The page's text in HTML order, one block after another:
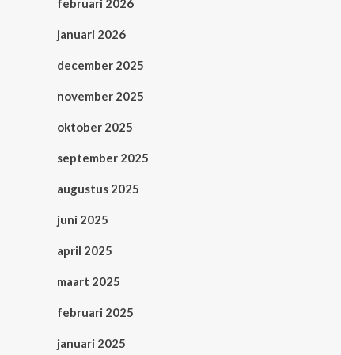
februari 2026
januari 2026
december 2025
november 2025
oktober 2025
september 2025
augustus 2025
juni 2025
april 2025
maart 2025
februari 2025
januari 2025